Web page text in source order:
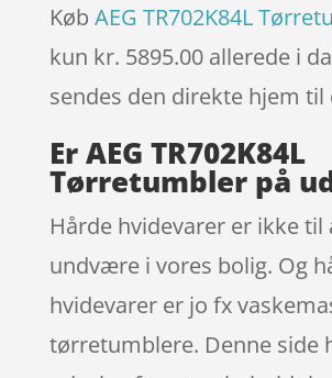
Køb AEG TR702K84L
kun kr. 5895.00 allerede i
sendes den direkte hjem til
Er AEG TR702K84L
Tørretumbler på
Hårde hvidevarer er ikke til
undvære i vores bolig. Og
hvidevarer er jo fx
tørretumblere. Denne side